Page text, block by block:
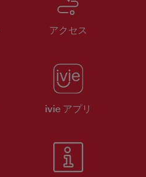
アクセス
ivie アプリ